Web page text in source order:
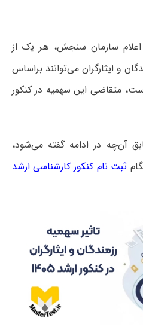
اعلام سازمان سنجش، ﻫﺮ ﻳک از
و اﻳﺜﺎرﮔﺮان میﺗﻮاﻧﻨﺪ ﺑﺮاﺳﺎس
ﻣﺘﻘﺎضی اﻳﻦ ﺳﻬﻤﻴﻪ در کنکور
آن‌چه در ادامه گفته می‌شود،
ثبت نام کنکور کارشناسی ارشد